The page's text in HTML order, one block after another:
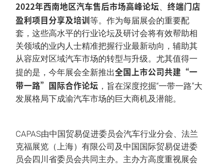
2022年西南地区汽车售后市场高峰论坛、 终端门店
盈利项目分享及培训等。作为每届展会的重要配
套，这些高水平的行业论坛及研讨会将有效帮助相
关领域的业内人士精准把握行业最新动向，辅助其
从容应对区域汽车市场的转型与升级。尤其值得一
提的是，今年展会全新推出全国上市公司共建“一
带一路”国际合作论坛 ，旨在深度挖掘“一带一路”大
发展格局下成渝汽车市场的巨大商机及潜能。
CAPAS由中国贸易促进委员会汽车行业分会、法兰
克福展览（上海）有限公司及中国国际贸易促进委
员会四川省委员会共同主办。主办方高度重视展会